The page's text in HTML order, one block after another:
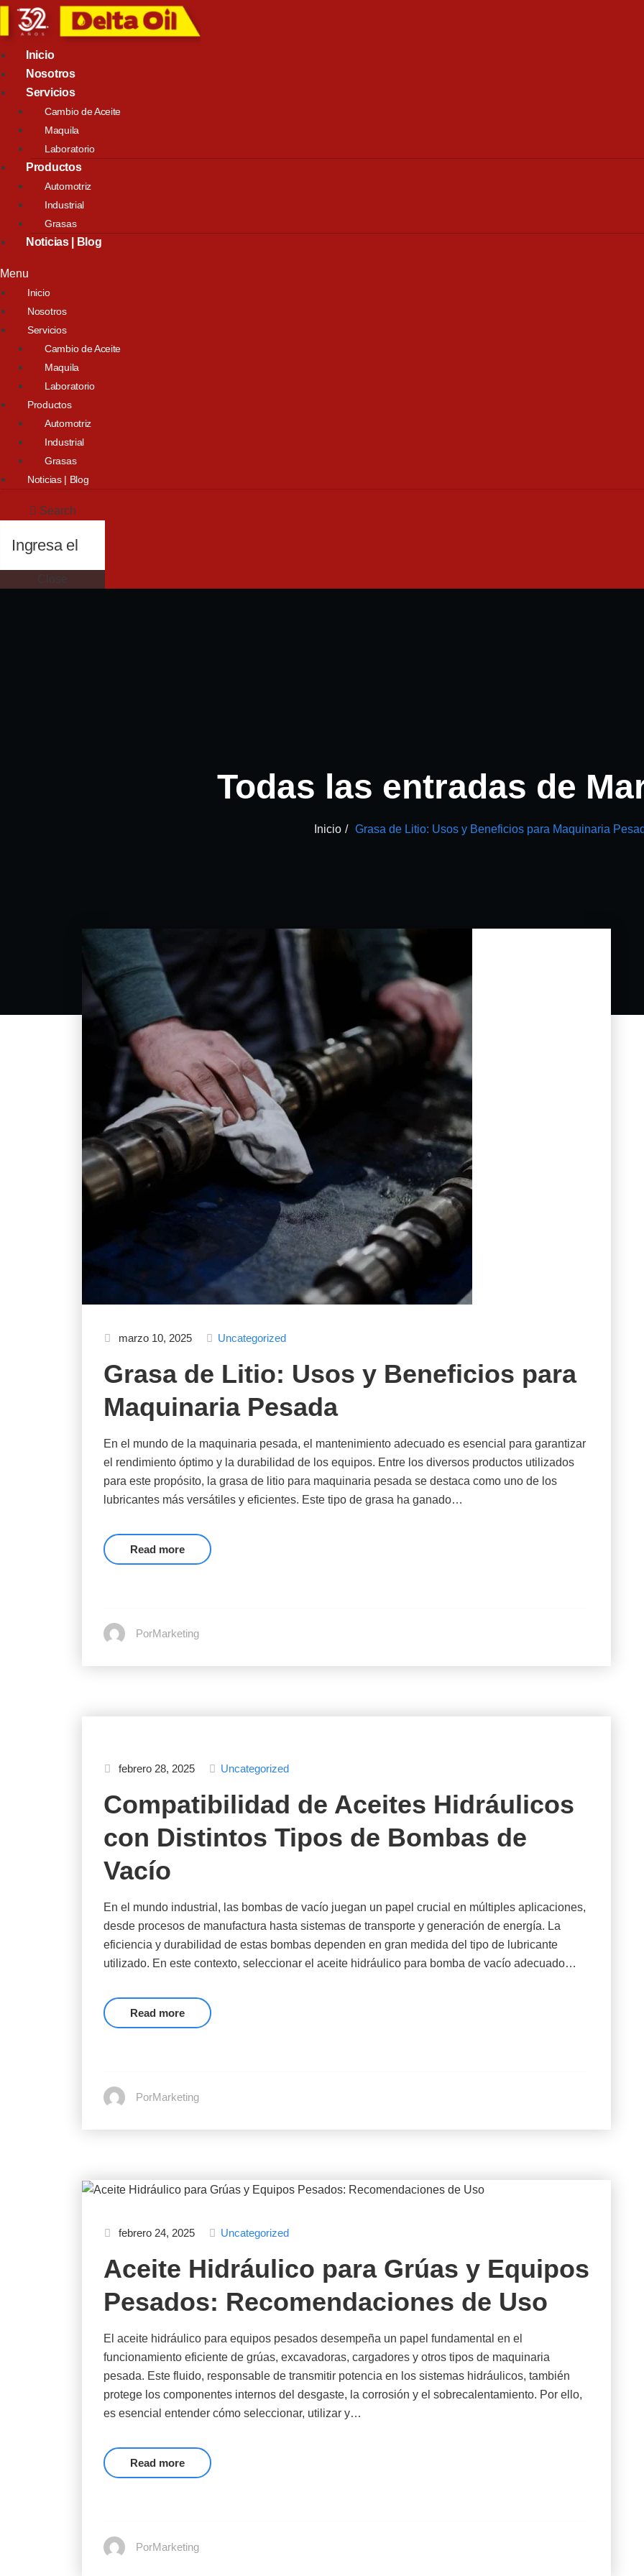
Inicio
Nosotros
Servicios
Cambio de Aceite
Maquila
Laboratorio
Productos
Automotriz
Industrial
Grasas
Noticias | Blog
Menu
Inicio
Nosotros
Servicios
Cambio de Aceite
Maquila
Laboratorio
Productos
Automotriz
Industrial
Grasas
Noticias | Blog
Search
Todas las entradas de
Inicio Grasa de Litio: Usos y Beneficios para Maquinaria
marzo 10, 2025 Uncategorized
Grasa de Litio: Usos y Beneficios para
Maquinaria Pesada
En el mundo de la maquinaria pesada, el mantenimiento adecuado es esencial para garantizar
el rendimiento óptimo y la durabilidad de los equipos. Entre los diversos productos utilizados
para este propósito, la grasa de litio para maquinaria pesada se destaca como uno de los
lubricantes más versátiles y eficientes. Este tipo de grasa ha ganado…
Read more
PorMarketing
febrero 28, 2025 Uncategorized
Compatibilidad de Aceites Hidráulicos
con Distintos Tipos de Bombas de
Vacío
En el mundo industrial, las bombas de vacío juegan un papel crucial en múltiples aplicaciones,
desde procesos de manufactura hasta sistemas de transporte y generación de energía. La
eficiencia y durabilidad de estas bombas dependen en gran medida del tipo de lubricante
utilizado. En este contexto, seleccionar el aceite hidráulico para bomba de vacío adecuado…
Read more
PorMarketing
febrero 24, 2025 Uncategorized
Aceite Hidráulico para Grúas y Equipos
Pesados: Recomendaciones de Uso
El aceite hidráulico para equipos pesados desempeña un papel fundamental en el
funcionamiento eficiente de grúas, excavadoras, cargadores y otros tipos de maquinaria
pesada. Este fluido, responsable de transmitir potencia en los sistemas hidráulicos, también
protege los componentes internos del desgaste, la corrosión y el sobrecalentamiento. Por ello,
es esencial entender cómo seleccionar, utilizar y…
Read more
PorMarketing